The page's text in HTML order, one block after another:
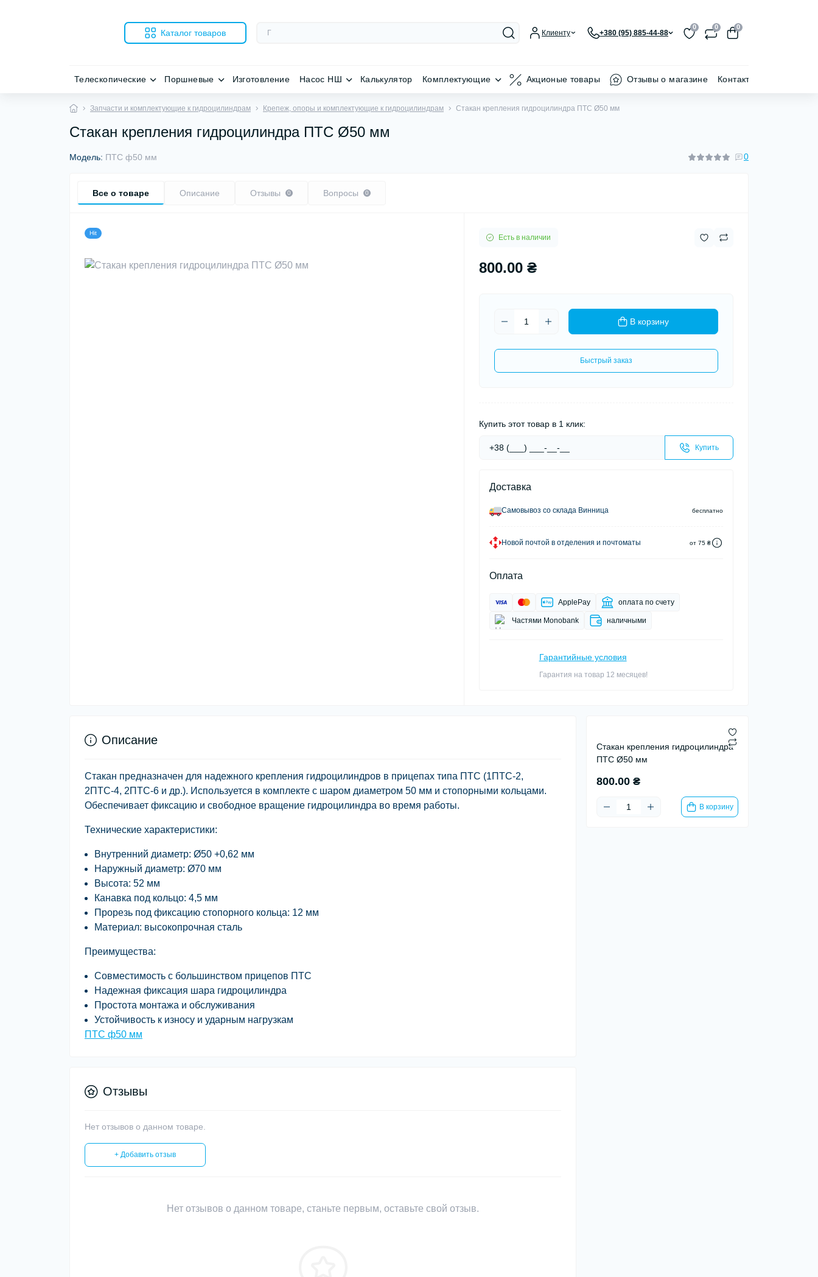
Каталог товаров Клиенту +380 (95) 885-44-88
0 0 0
Телескопические Поршневые Изготовление Насос НШ Калькулятор Комплектующие Акционые товары Отзывы о магазине Контакти
Запчасти и комплектующие к гидроцилиндрам Крепеж, опоры и комплектующие к гидроцилиндрам Стакан крепления гидроцилиндра ПТС Ø50 мм
Стакан крепления гидроцилиндра ПТС Ø50 мм
Модель: ПТС ф50 мм 0
Все о товаре Описание Отзывы 0 Вопросы 0
Hit
Есть в наличии
800.00 ₴
В корзину
Быстрый заказ
Купить этот товар в 1 клик:
Купить
Доставка
Самовывоз со склада Винница бесплатно
Новой почтой в отделения и почтоматы от 75 ₴
Оплата
ApplePay оплата по счету
Частями Monobank наличными
Гарантийные условия
Гарантия на товар 12 месяцев!
Стакан крепления гидроцилиндра
ПТС Ø50 мм
800.00 ₴
В корзину
Описание
Стакан предназначен для надежного крепления гидроцилиндров в прицепах типа ПТС (1ПТС-2,
2ПТС-4, 2ПТС-6 и др.). Используется в комплекте с шаром диаметром 50 мм и стопорными кольцами.
Обеспечивает фиксацию и свободное вращение гидроцилиндра во время работы.
Технические характеристики:
Внутренний диаметр: Ø50 +0,62 мм
Наружный диаметр: Ø70 мм
Высота: 52 мм
Канавка под кольцо: 4,5 мм
Прорезь под фиксацию стопорного кольца: 12 мм
Материал: высокопрочная сталь
Преимущества:
Совместимость с большинством прицепов ПТС
Надежная фиксация шара гидроцилиндра
Простота монтажа и обслуживания
Устойчивость к износу и ударным нагрузкам
ПТС ф50 мм
Отзывы
Нет отзывов о данном товаре.
+ Добавить отзыв
Нет отзывов о данном товаре, станьте первым, оставьте свой отзыв.